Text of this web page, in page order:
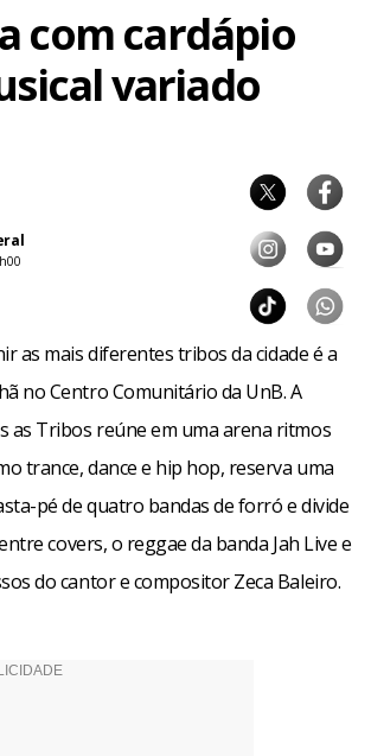
com cardápio
variado
as mais diferentes tribos da cidade é a
no Centro Comunitário da UnB. A
as Tribos reúne em uma arena ritmos
trance, dance e hip hop, reserva uma
pé de quatro bandas de forró e divide
covers, o reggae da banda Jah Live e
do cantor e compositor Zeca Baleiro.